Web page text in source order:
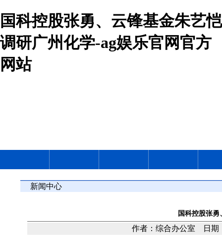
国科控股张勇、云锋基金朱艺恺
调研广州化学-ag娱乐官网官方
网站
新闻中心
国科控股张
作者：综合办公室 日